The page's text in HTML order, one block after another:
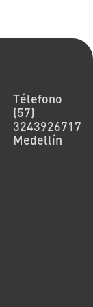
Télefono
(57)
3243926717
Medellín